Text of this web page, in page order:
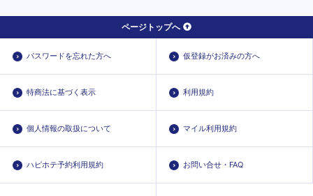
ページトップへ
パスワードを忘れた方へ 仮登録がお済みの方へ
特商法に基づく表示 利用規約
個人情報の取扱について マイル利用規約
ハピホテ予約利用規約 お問い合せ・FAQ